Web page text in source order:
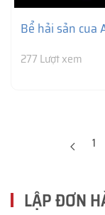
Bể hải sản cua
277 Lượt xem
1
LẬP ĐƠN